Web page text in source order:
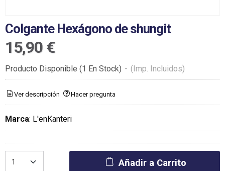
Colgante Hexágono de shungit
15,90 €
Producto Disponible (1 En Stock) - (Imp. Incluidos)
Ver descripción Hacer pregunta
Marca: L'enKanteri
Añadir a Carrito